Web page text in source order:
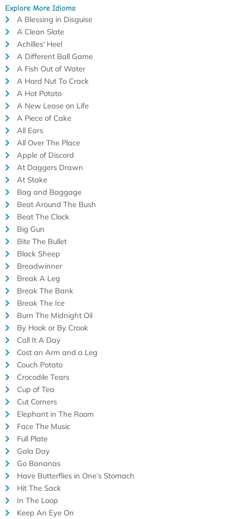
Explore More Idioms:
A Blessing in Disguise
A Clean Slate
Achilles' Heel
A Different Ball Game
A Fish Out of Water
A Hard Nut To Crack
A Hot Potato
A New Lease on Life
A Piece of Cake
All Ears
All Over The Place
Apple of Discord
At Daggers Drawn
At Stake
Bag and Baggage
Beat Around The Bush
Beat The Clock
Big Gun
Bite The Bullet
Black Sheep
Breadwinner
Break A Leg
Break The Bank
Break The Ice
Burn The Midnight Oil
By Hook or By Crook
Call It A Day
Cost an Arm and a Leg
Couch Potato
Crocodile Tears
Cup of Tea
Cut Corners
Elephant in The Room
Face The Music
Full Plate
Gala Day
Go Bananas
Have Butterflies in One’s Stomach
Hit The Sack
In The Loop
Keep An Eye On